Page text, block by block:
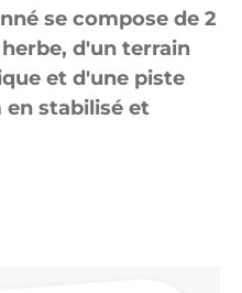
se compose de 2
d'un terrain
et d'une piste
en stabilisé et